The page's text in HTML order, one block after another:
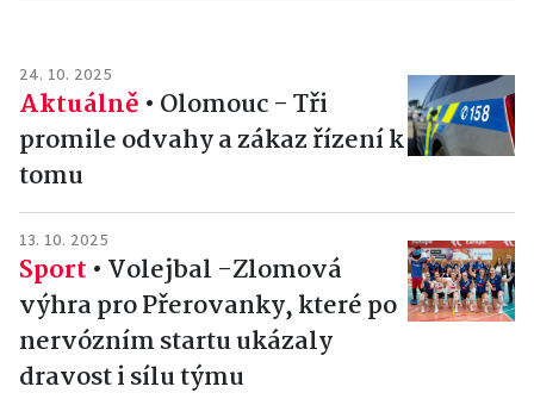
24. 10. 2025
Aktuálně • Olomouc - Tři
promile odvahy a zákaz řízení k
tomu
13. 10. 2025
Sport • Volejbal -Zlomová
výhra pro Přerovanky, které po
nervózním startu ukázaly
dravost i sílu týmu